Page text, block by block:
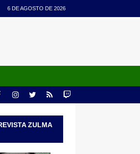
6 DE AGOSTO DE 2026
ZULMA